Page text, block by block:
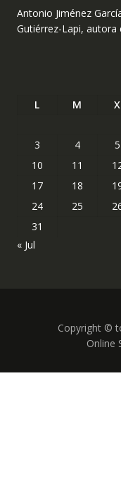
Antonio Jiménez
Gutiérrez-Lapi, autora
L M X
3
4 5
10
11
17
18
24
25
31
« Jul
Copyright ©
Online